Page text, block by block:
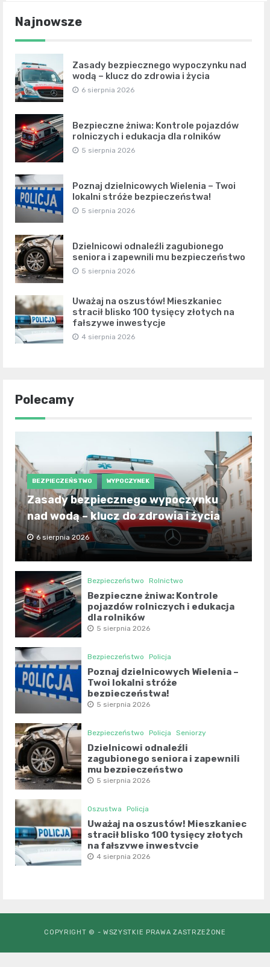
Najnowsze
Zasady bezpiecznego wypoczynku nad
wodą – klucz do zdrowia i życia
6 sierpnia 2026
Bezpieczne żniwa: Kontrole pojazdów
rolniczych i edukacja dla rolników
5 sierpnia 2026
Poznaj dzielnicowych Wielenia – Twoi
lokalni stróże bezpieczeństwa!
5 sierpnia 2026
Dzielnicowi odnaleźli zagubionego
seniora i zapewnili mu bezpieczeństwo
5 sierpnia 2026
Uważaj na oszustów! Mieszkaniec
stracił blisko 100 tysięcy złotych na
fałszywe inwestycje
4 sierpnia 2026
Polecamy
BEZPIECZEŃSTWO WYPOCZYNEK
Zasady bezpiecznego wypoczynku
nad wodą – klucz do zdrowia i życia
6 sierpnia 2026
Bezpieczeństwo Rolnictwo
Bezpieczne żniwa: Kontrole
pojazdów rolniczych i edukacja
dla rolników
5 sierpnia 2026
Bezpieczeństwo Policja
Poznaj dzielnicowych Wielenia –
Twoi lokalni stróże
bezpieczeństwa!
5 sierpnia 2026
Bezpieczeństwo Policja Seniorzy
Dzielnicowi odnaleźli
zagubionego seniora i zapewnili
mu bezpieczeństwo
5 sierpnia 2026
Oszustwa Policja
Uważaj na oszustów! Mieszkaniec
stracił blisko 100 tysięcy złotych
na fałszywe inwestycje
4 sierpnia 2026
COPYRIGHT © - WSZYSTKIE PRAWA ZASTRZEŻONE